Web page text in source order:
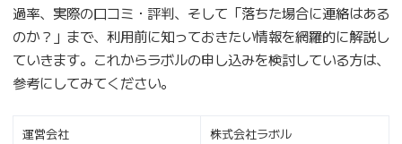
過率、実際の口コミ・評判、そして「落ちた場合に連絡はある
のか？」まで、利用前に知っておきたい情報を網羅的に解説し
ていきます。これからラボルの申し込みを検討している方は、
参考にしてみてください。
運営会社 株式会社ラボル